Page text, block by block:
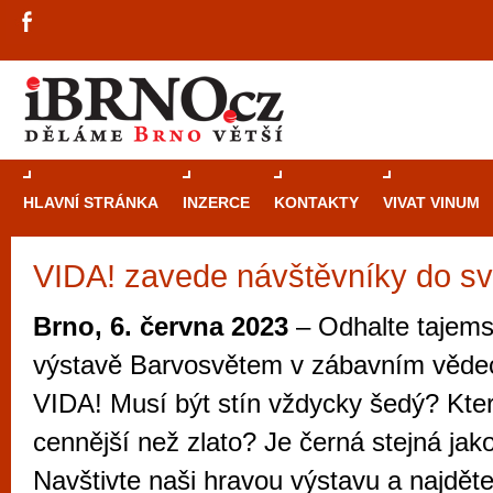
HLAVNÍ STRÁNKA INZERCE KONTAKTY VIVAT VINUM
VIDA! zavede návštěvníky do
Brno, 6. června 2023 – Odhalte
výstavě Barvosvětem v zábavním
VIDA! Musí být stín vždycky šedý?
cennější než zlato? Je černá stejná
Navštivte naši hravou výstavu a
Průvodce
Brně: Od
automaty
Brno je
zajímavé
restaurace,
Mimo jiné je ale také místem, kde si